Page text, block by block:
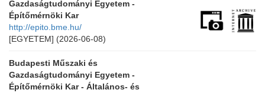
Gazdaságtudományi Egyetem -
Építőmérnöki Kar
http://epito.bme.hu/
[EGYETEM] (2026-06-08)
Budapesti Műszaki és
Gazdaságtudományi Egyetem -
Építőmérnöki Kar - Általános- és